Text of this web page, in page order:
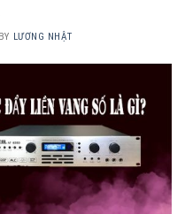
BY LƯƠNG NHẬT